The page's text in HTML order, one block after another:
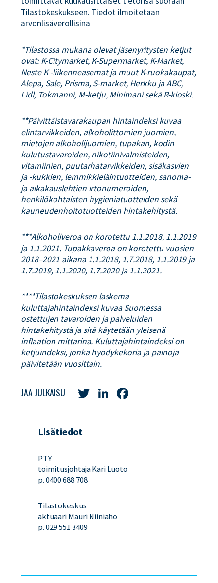
Tilastokeskukseen. Tiedot ilmoitetaan
arvonlisäverollisina.
*Tilastossa mukana olevat jäsenyritysten ketjut
ovat: K-Citymarket, K-Supermarket, K-Market,
Neste K -liikenneasemat ja muut K-ruokakaupat,
Alepa, Sale, Prisma, S-market, Herkku ja ABC,
Lidl, Tokmanni, M-ketju, Minimani sekä R-kioski.
**Päivittäistavarakaupan hintaindeksi kuvaa
elintarvikkeiden, alkoholittomien juomien,
mietojen alkoholijuomien, tupakan, kodin
kulutustavaroiden, nikotiinivalmisteiden,
vitamiinien, puutarhatarvikkeiden, sisäkasvien
ja -kukkien, lemmikkieläintuotteiden, sanoma-
ja aikakauslehtien irtonumeroiden,
henkilökohtaisten hygieniatuotteiden sekä
kauneudenhoitotuotteiden hintakehitystä.
***Alkoholiveroa on korotettu 1.1.2018, 1.1.2019
ja 1.1.2021. Tupakkaveroa on korotettu vuosien
2018–2021 aikana 1.1.2018, 1.7.2018, 1.1.2019 ja
1.7.2019, 1.1.2020, 1.7.2020 ja 1.1.2021.
****Tilastokeskuksen laskema
kuluttajahintaindeksi kuvaa Suomessa
ostettujen tavaroiden ja palveluiden
hintakehitystä ja sitä käytetään yleisenä
inflaation mittarina. Kuluttajahintaindeksi on
ketjuindeksi, jonka hyödykekoria ja painoja
päivitetään vuosittain.
JAA JULKAISU TwitterLinkedIn
Lisätiedot
PTY
toimitusjohtaja Kari Luoto
p. 0400 688 708
Tilastokeskus
aktuaari Mauri Niiniaho
p. 029 551 3409